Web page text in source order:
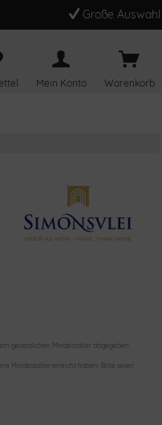
Große Auswahl
Mein Konto Warenkorb
gesetzlichen Mindestalter abgegeben
Mindestalter erreicht haben. Bitte seien